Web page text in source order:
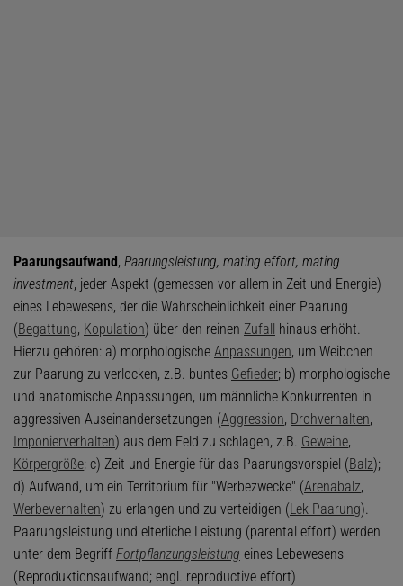
Paarungsaufwand, Paarungsleistung, mating effort, mating
investment, jeder Aspekt (gemessen vor allem in Zeit und Energie)
eines Lebewesens, der die Wahrscheinlichkeit einer Paarung
(Begattung, Kopulation) über den reinen Zufall hinaus erhöht.
Hierzu gehören: a) morphologische Anpassungen, um Weibchen
zur Paarung zu verlocken, z.B. buntes Gefieder; b) morphologische
und anatomische Anpassungen, um männliche Konkurrenten in
aggressiven Auseinandersetzungen (Aggression, Drohverhalten,
Imponierverhalten) aus dem Feld zu schlagen, z.B. Geweihe,
Körpergröße; c) Zeit und Energie für das Paarungsvorspiel (Balz);
d) Aufwand, um ein Territorium für "Werbezwecke" (Arenabalz,
Werbeverhalten) zu erlangen und zu verteidigen (Lek-Paarung).
Paarungsleistung und elterliche Leistung (parental effort) werden
unter dem Begriff Fortpflanzungsleistung eines Lebewesens
(Reproduktionsaufwand; engl. reproductive effort)